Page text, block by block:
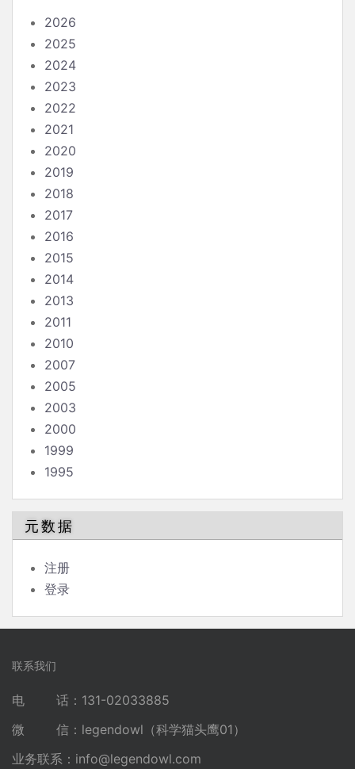
2026
2025
2024
2023
2022
2021
2020
2019
2018
2017
2016
2015
2014
2013
2011
2010
2007
2005
2003
2000
1999
1995
元数据
注册
登录
联系我们
电 话：131-02033885
微 信：legendowl（科学猫头鹰01）
业务联系： info@legendowl.com